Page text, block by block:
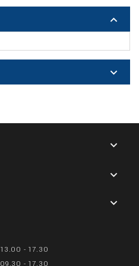





13.00 - 17.30
09.30 - 17.30